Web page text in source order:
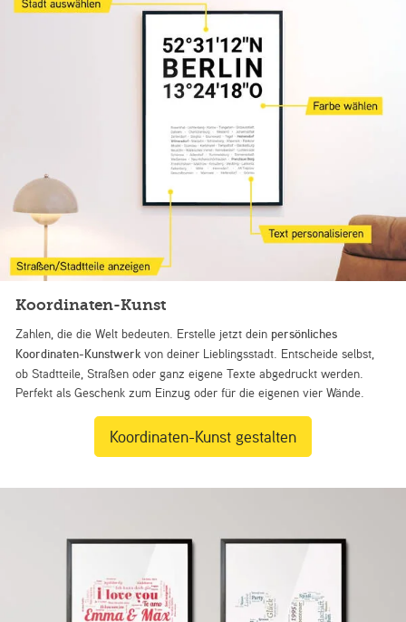
Koordinaten-Kunst
Zahlen, die die Welt bedeuten. Erstelle jetzt dein persönliches
Koordinaten-Kunstwerk von deiner Lieblingsstadt. Entscheide selbst,
ob Stadtteile, Straßen oder ganz eigene Texte abgedruckt werden.
Perfekt als Geschenk zum Einzug oder für die eigenen vier Wände.
Koordinaten-Kunst gestalten